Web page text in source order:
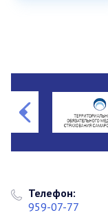
Телефон:
959-07-77